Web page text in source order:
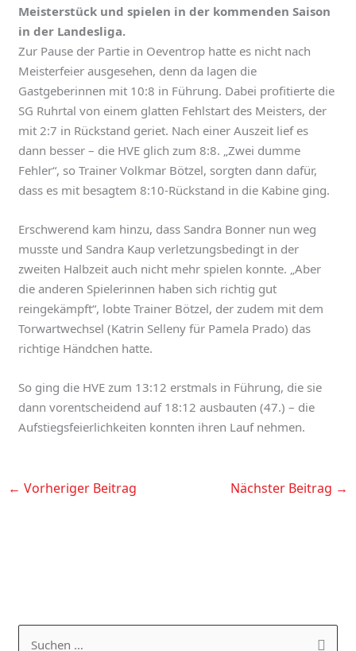
Meisterstück und spielen in der kommenden Saison
in der Landesliga.
Zur Pause der Partie in Oeventrop hatte es nicht nach
Meisterfeier ausgesehen, denn da lagen die
Gastgeberinnen mit 10:8 in Führung. Dabei profitierte die
SG Ruhrtal von einem glatten Fehlstart des Meisters, der
mit 2:7 in Rückstand geriet. Nach einer Auszeit lief es
dann besser – die HVE glich zum 8:8. „Zwei dumme
Fehler“, so Trainer Volkmar Bötzel, sorgten dann dafür,
dass es mit besagtem 8:10-Rückstand in die Kabine ging.
Erschwerend kam hinzu, dass Sandra Bonner nun weg
musste und Sandra Kaup verletzungsbedingt in der
zweiten Halbzeit auch nicht mehr spielen konnte. „Aber
die anderen Spielerinnen haben sich richtig gut
reingekämpft“, lobte Trainer Bötzel, der zudem mit dem
Torwartwechsel (Katrin Selleny für Pamela Prado) das
richtige Händchen hatte.
So ging die HVE zum 13:12 erstmals in Führung, die sie
dann vorentscheidend auf 18:12 ausbauten (47.) – die
Aufstiegsfeierlichkeiten konnten ihren Lauf nehmen.
← Vorheriger Beitrag Nächster Beitrag →